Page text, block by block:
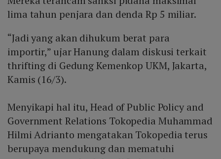
lima tahun penjara dan denda Rp 5 miliar.
“Jadi yang akan dihukum berat para
importir,” ujar Hanung dalam diskusi terkait
thrifting di Gedung Kemenkop UKM, Jakarta,
Kamis (16/3).
Menyikapi hal itu, Head of Public Policy and
Government Relations Tokopedia Muhammad
Hilmi Adrianto mengatakan Tokopedia terus
berupaya mendukung dan mematuhi